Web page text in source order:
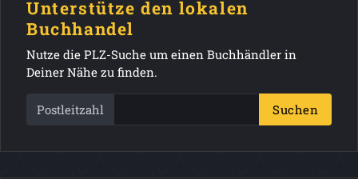
Unterstütze den lokalen
Buchhandel
Nutze die PLZ-Suche um einen Buchhändler in
Deiner Nähe zu finden.
Postleitzahl Suchen